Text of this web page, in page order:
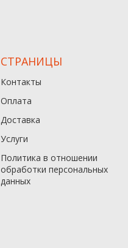
СТРАНИЦЫ
Контакты
Оплата
Доставка
Услуги
Политика в отношении
обработки персональных
данныx